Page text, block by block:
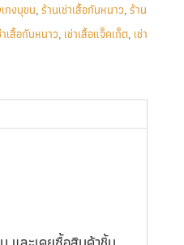
กงบุขน,ร้านเช่าเสื้อกันหนาว,ร้าน
าเสื้อกันหนาว, เช่าเสื้อแจ็คเก็ต, เช่า